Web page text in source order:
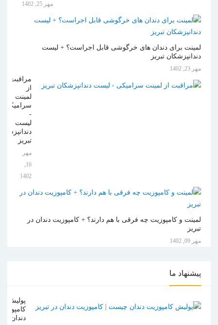
مهر 25, 1402
لمینت برای دندان های خرگوشی قابل اجراست؟ + لیست
دندانپزشکان تبریز
مهر 23, 1402
مراقبت
از
لمینت
سرامیکی
-
لیست
تبریز
مهر
16,
1402
لمینت و کامپوزیت چه فرقی با هم دارند؟ + کامپوزیت دندان در
تبریز
مهر 09, 1402
پیشنهاد ما
پولیش
دندان